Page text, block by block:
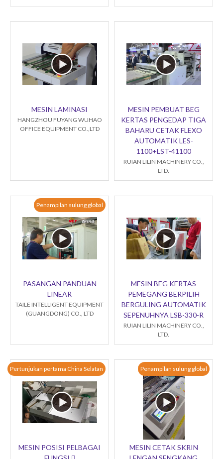
MESIN LAMINASI
HANGZHOU FUYANG WUHAO
OFFICE EQUIPMENT CO.,LTD
MESIN PEMBUAT BEG
KERTAS PENGEDAP TIGA
BAHARU CETAK FLEXO
AUTOMATIK LES-
1100+LST-41100
RUIAN LILIN MACHINERY CO.,
LTD.
Penampilan sulung global
PASANGAN PANDUAN
LINEAR
TAILE INTELLIGENT EQUIPMENT
(GUANGDONG) CO., LTD
MESIN BEG KERTAS
PEMEGANG BERPILIH
BERGULING AUTOMATIK
SEPENUHNYA LSB-330-R
RUIAN LILIN MACHINERY CO.,
LTD.
Pertunjukan pertama China Selatan
MESIN POSISI PELBAGAI
Penampilan sulung global
MESIN CETAK SKRIN